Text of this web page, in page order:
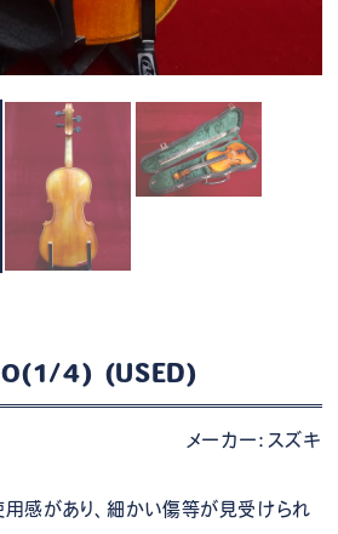
4) (USED)
メーカー：スズキ
感があり、細かい傷等が見受けられ